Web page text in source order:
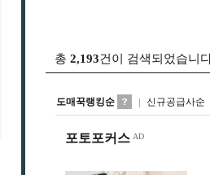
총 2,193건이 검색되었습니
도매꾹랭킹순 신규공급사순
포토포커스